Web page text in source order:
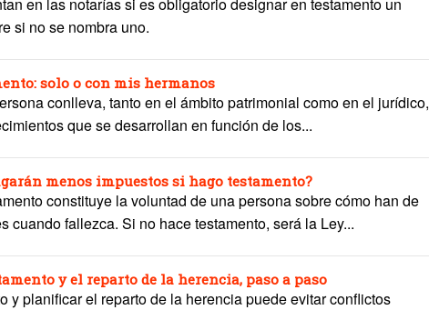
si no se nombra uno.
solo o con mis hermanos
conlleva, tanto en el ámbito patrimonial como en el jurídico,
que se desarrollan en función de los...
menos impuestos si hago testamento?
constituye la voluntad de una persona sobre cómo han de
cuando fallezca. Si no hace testamento, será la Ley...
y el reparto de la herencia, paso a paso
y planificar el reparto de la herencia puede evitar conflictos